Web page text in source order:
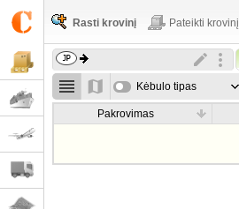
Rasti krovinį Pateikti krovinį
Kėbulo tipas
Pakrovimas